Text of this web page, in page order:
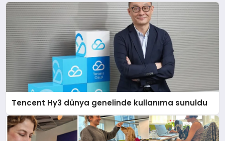
Tencent Hy3 dünya genelinde kullanıma sunuldu